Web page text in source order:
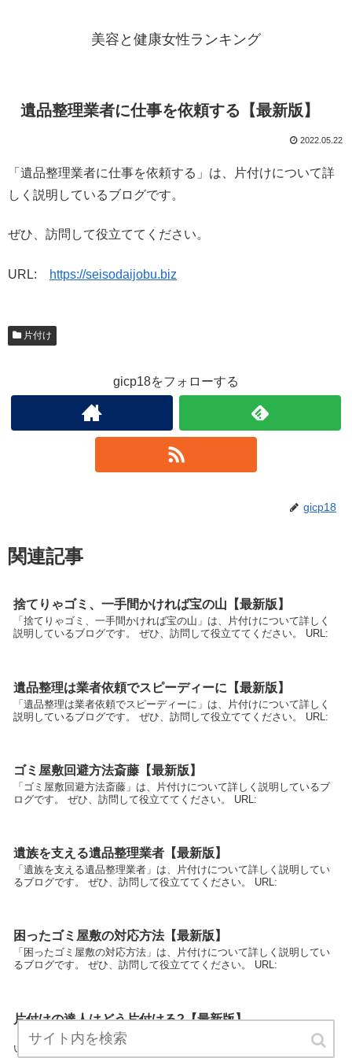
美容と健康女性ランキング
遺品整理業者に仕事を依頼する【最新版】
2022.05.22
「遺品整理業者に仕事を依頼する」は、片付けについて詳
しく説明しているブログです。
ぜひ、訪問して役立ててください。
URL: https://seisodaijobu.biz
片付け
gicp18をフォローする
gicp18
関連記事
捨てりゃゴミ、一手間かければ宝の山【最新版】
「捨てりゃゴミ、一手間かければ宝の山」は、片付けについて詳しく
説明しているブログです。 ぜひ、訪問して役立ててください。 URL:
遺品整理は業者依頼でスピーディーに【最新版】
「遺品整理は業者依頼でスピーディーに」は、片付けについて詳しく
説明しているブログです。 ぜひ、訪問して役立ててください。 URL:
ゴミ屋敷回避方法斎藤【最新版】
「ゴミ屋敷回避方法斎藤」は、片付けについて詳しく説明しているブ
ログです。 ぜひ、訪問して役立ててください。 URL:
遺族を支える遺品整理業者【最新版】
「遺族を支える遺品整理業者」は、片付けについて詳しく説明してい
るブログです。 ぜひ、訪問して役立ててください。 URL:
困ったゴミ屋敷の対応方法【最新版】
「困ったゴミ屋敷の対応方法」は、片付けについて詳しく説明してい
るブログです。 ぜひ、訪問して役立ててください。 URL:
片付けの達人はどう片付ける?【最新版】
「片付けの達人はどう片付ける?」は、片付けについて詳しく説明して
いるブログです。 ぜひ、訪問して役立ててください。 URL: